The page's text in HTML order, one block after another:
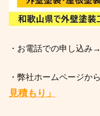
・お電話での申し込み→
・弊社ホームページか
見積もり」